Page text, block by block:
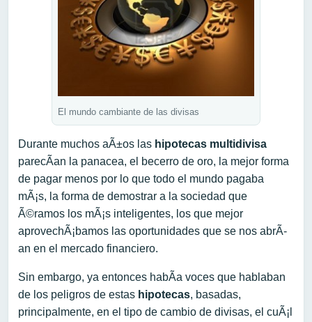
El mundo cambiante de las divisas
Durante muchos aÃ±os las hipotecas multidivisa
parecÃ­an la panacea, el becerro de oro, la mejor forma
de pagar menos por lo que todo el mundo pagaba
mÃ¡s, la forma de demostrar a la sociedad que
Ã©ramos los mÃ¡s inteligentes, los que mejor
aprovechÃ¡bamos las oportunidades que se nos abrÃ­
an en el mercado financiero.
Sin embargo, ya entonces habÃ­a voces que hablaban
de los peligros de estas hipotecas, basadas,
principalmente, en el tipo de cambio de divisas, el cuÃ¡l